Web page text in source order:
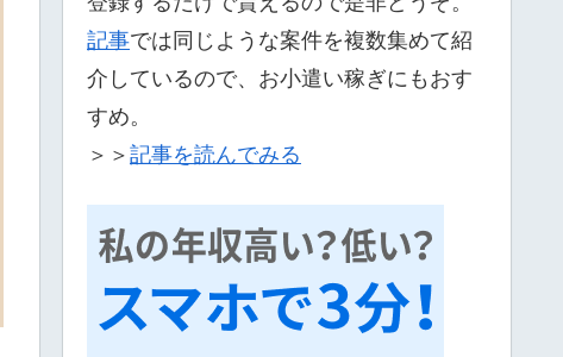
記事では同じような案件を複数集めて紹
介しているので、お小遣い稼ぎにもおす
すめ。
＞＞ 記事を読んでみる